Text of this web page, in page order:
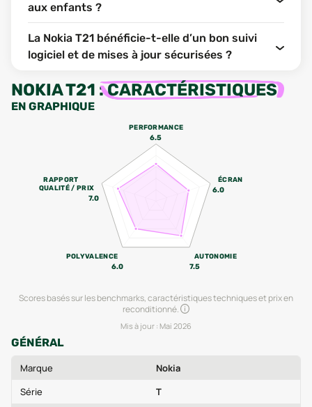
aux enfants ?
La Nokia T21 bénéficie-t-elle d’un bon suivi
logiciel et de mises à jour sécurisées ?
NOKIA T21 :CARACTÉRISTIQUES
EN GRAPHIQUE
PERFORMANCE
6.5
ÉCRAN
6.0
AUTONOMIE
7.5
POLYVALENCE
6.0
RAPPORT
QUALITÉ / PRIX
7.0
Scores basés sur les benchmarks, caractéristiques techniques et prix en
reconditionné.
Mis à jour : Mai 2026
GÉNÉRAL
Marque
Nokia
Série
T